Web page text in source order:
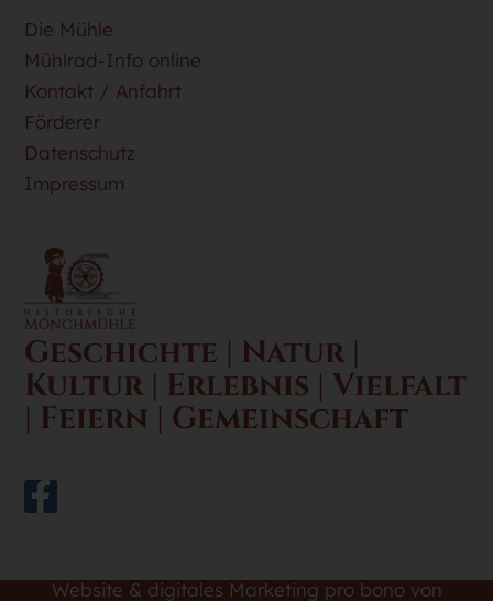
Geschichte | Natur |
Kultur | Erlebnis | Vielfalt
| Feiern | Gemeinschaft
Die Mühle
Mühlrad-Info online
Kontakt / Anfahrt
Förderer
Datenschutz
Impressum
Website & digitales Marketing pro bono von